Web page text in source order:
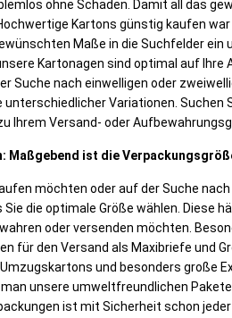
ohne Schäden. Damit all das
Kartons günstig kaufen
Maße in die Suchfelder ein
Kartonagen sind optimal auf Ihre
Suche nach einwelligen oder
unterschiedlicher Variationen. Suchen
Ihrem Versand- oder
Maßgebend ist die
möchten oder auf der Suche
die optimale Größe wählen. Diese
oder versenden möchten.
für den Versand als Maxibriefe und
und besonders große
unsere umweltfreundlichen
ist mit Sicherheit schon jeder